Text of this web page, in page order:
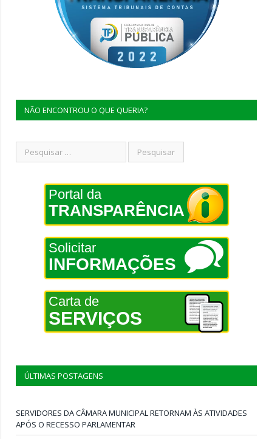
NÃO ENCONTROU O QUE QUERIA?
Portal da
TRANSPARÊNCIA
Solicitar
INFORMAÇÕES
Carta de
SERVIÇOS
ÚLTIMAS POSTAGENS
SERVIDORES DA CÂMARA MUNICIPAL RETORNAM ÀS ATIVIDADES
APÓS O RECESSO PARLAMENTAR